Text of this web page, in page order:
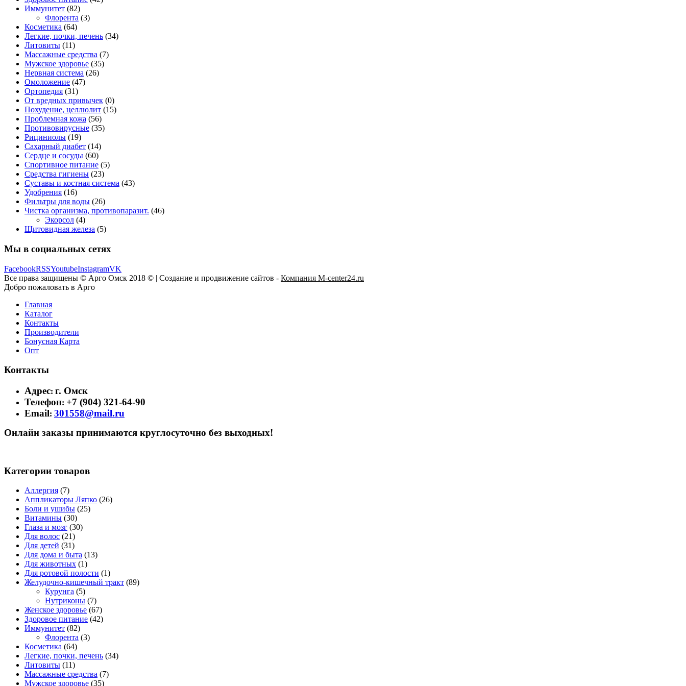
Иммунитет (82)
Флорента (3)
Косметика (64)
Легкие, почки, печень (34)
Литовиты (11)
Массажные средства (7)
Мужское здоровье (35)
Нервная система (26)
Омоложение (47)
Ортопедия (31)
От вредных привычек (0)
Похудение, целлюлит (15)
Проблемная кожа (56)
Противовирусные (35)
Рициниолы (19)
Сахарный диабет (14)
Сердце и сосуды (60)
Спортивное питание (5)
Средства гигиены (23)
Суставы и костная система (43)
Удобрения (16)
Фильтры для воды (26)
Чистка организма, противопаразит. (46)
Экорсол (4)
Щитовидная железа (5)
Мы в социальных сетях
FacebookRSSYoutubeInstagramVK
Все права защищены © Арго Омск 2018 © | Создание и продвижение сайтов - Компания M-center24.ru
Добро пожаловать в Арго
Главная
Каталог
Контакты
Производители
Бонусная Карта
Опт
Контакты
Адрес: г. Омск
Телефон: +7 (904) 321-64-90
Email: 301558@mail.ru
Онлайн заказы принимаются круглосуточно без выходных!
Категории товаров
Аллергия (7)
Аппликаторы Ляпко (26)
Боли и ушибы (25)
Витамины (30)
Глаза и мозг (30)
Для волос (21)
Для детей (31)
Для дома и быта (13)
Для животных (1)
Для ротовой полости (1)
Желудочно-кишечный тракт (89)
Курунга (5)
Нутриконы (7)
Женское здоровье (67)
Здоровое питание (42)
Иммунитет (82)
Флорента (3)
Косметика (64)
Легкие, почки, печень (34)
Литовиты (11)
Массажные средства (7)
Мужское здоровье (35)